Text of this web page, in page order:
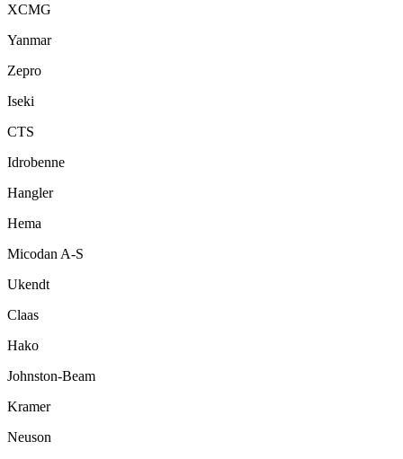
XCMG
Yanmar
Zepro
Iseki
CTS
Idrobenne
Hangler
Hema
Micodan A-S
Ukendt
Claas
Hako
Johnston-Beam
Kramer
Neuson